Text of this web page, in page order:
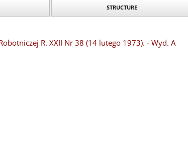
STRUCTURE
R. XXII Nr 38 (14 lutego 1973). - Wyd. A